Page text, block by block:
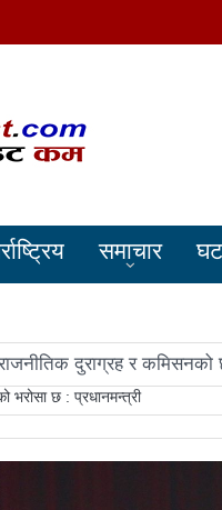
समाचार
दुराग्रह र कमिसनको
आरोप : बालेन सरकारले
भरोसा छ : प्रधानमन्त्री